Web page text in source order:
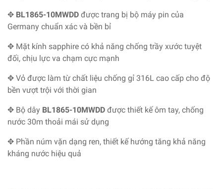
✥ BL1865-10MWDD được trang bị bộ máy pin của
Germany chuẩn xác và bền bỉ
✥ Mặt kính sapphire có khả năng chống trầy xước tuyệt
đối, chịu lực va chạm cực mạnh
✥ Vỏ được làm từ chất liệu chống gỉ 316L cao cấp cho độ
bền vượt trội với thời gian
✥ Bộ dây BL1865-10MWDD được thiết kế ôm tay, chống
nước 30m thoải mái sử dụng
✥ Phần núm vặn dạng ren, thiết kế hướng tăng khả năng
kháng nước hiệu quả